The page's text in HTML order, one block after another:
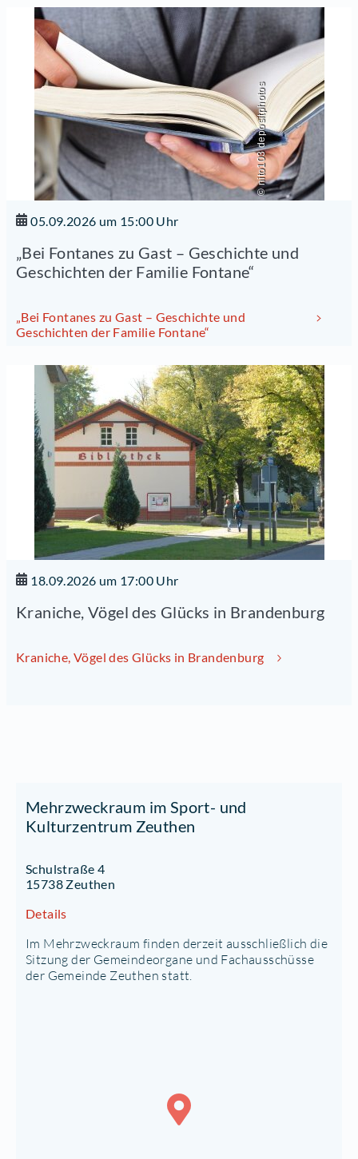
© nito103 depositphotos
05.09.2026 um 15:00 Uhr
„Bei Fontanes zu Gast – Geschichte und
Geschichten der Familie Fontane“
„Bei Fontanes zu Gast – Geschichte und
Geschichten der Familie Fontane“
18.09.2026 um 17:00 Uhr
Kraniche, Vögel des Glücks in Brandenburg
Kraniche, Vögel des Glücks in Brandenburg
Mehrzweckraum im Sport- und
Kulturzentrum Zeuthen
Schulstraße 4
15738 Zeuthen
Details
Im Mehrzweckraum finden derzeit ausschließlich die
Sitzung der Gemeindeorgane und Fachausschüsse
der Gemeinde Zeuthen statt.